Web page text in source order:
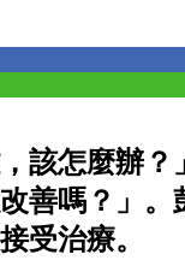
該怎麼辦
善嗎？」
受治療。